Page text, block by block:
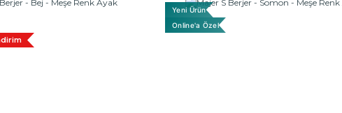
Yeni Ürün
Online'a Özel